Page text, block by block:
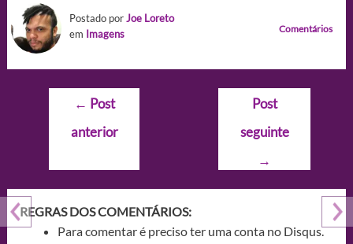
Postado porJoe Loreto
em Imagens Comentários
Navegação
Post
← Post
anterior
Post
seguinte
→
REGRAS DOS COMENTÁRIOS:
Para comentar é preciso ter uma conta no Disqus.